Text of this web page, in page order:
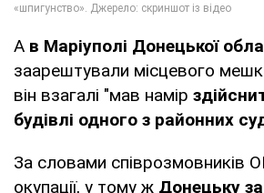
А в Маріуполі Донецької
заарештували місцевого
він взагалі "мав намір
будівлі одного з районних
За словами співрозмовників
окупації, у тому ж Донецьку